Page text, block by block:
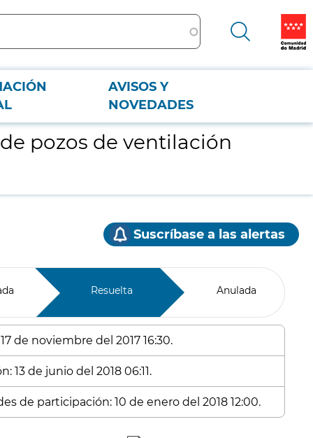
AVISOS Y
NOVEDADES
pozos de ventilación
Suscríbase a las alertas
Resuelta Anulada
de noviembre del 2017 16:30.
13 de junio del 2018 06:11.
de participación: 10 de enero del 2018 12:00.